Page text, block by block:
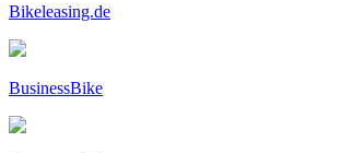
Bikeleasing.de
BusinessBike